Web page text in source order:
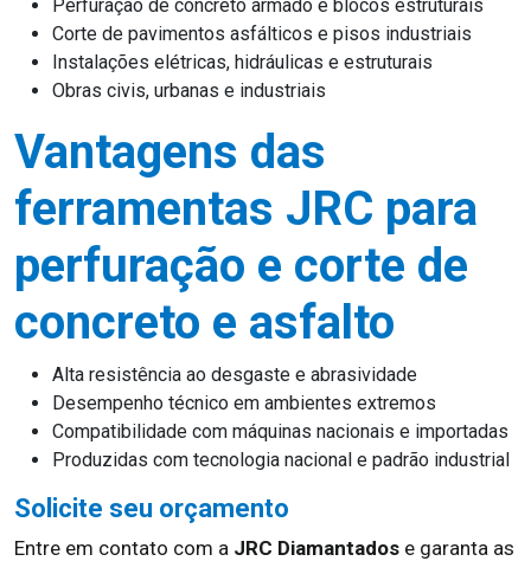
Perfuração de concreto armado e blocos estruturais
Corte de pavimentos asfálticos e pisos industriais
Instalações elétricas, hidráulicas e estruturais
Obras civis, urbanas e industriais
Vantagens das
ferramentas JRC para
perfuração e corte de
concreto e asfalto
Alta resistência ao desgaste e abrasividade
Desempenho técnico em ambientes extremos
Compatibilidade com máquinas nacionais e importadas
Produzidas com tecnologia nacional e padrão industrial
Solicite seu orçamento
Entre em contato com a JRC Diamantados e garanta as